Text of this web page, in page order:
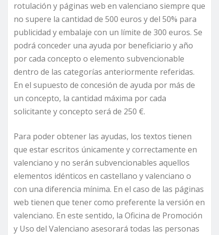
rotulación y páginas web en valenciano siempre que
no supere la cantidad de 500 euros y del 50% para
publicidad y embalaje con un límite de 300 euros. Se
podrá conceder una ayuda por beneficiario y año
por cada concepto o elemento subvencionable
dentro de las categorías anteriormente referidas.
En el supuesto de concesión de ayuda por más de
un concepto, la cantidad máxima por cada
solicitante y concepto será de 250 €.
Para poder obtener las ayudas, los textos tienen
que estar escritos únicamente y correctamente en
valenciano y no serán subvencionables aquellos
elementos idénticos en castellano y valenciano o
con una diferencia mínima. En el caso de las páginas
web tienen que tener como preferente la versión en
valenciano. En este sentido, la Oficina de Promoción
y Uso del Valenciano asesorará todas las personas